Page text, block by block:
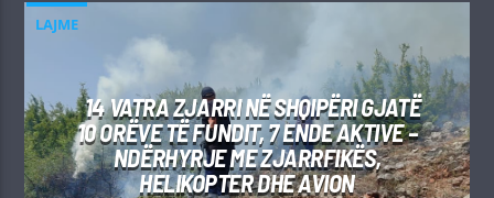
LAJME
14 VATRA ZJARRI NË SHQIPËRI GJATË
10 ORËVE TË FUNDIT, 7 ENDE AKTIVE –
NDËRHYRJE ME ZJARRFIKËS,
HELIKOPTER DHE AVION